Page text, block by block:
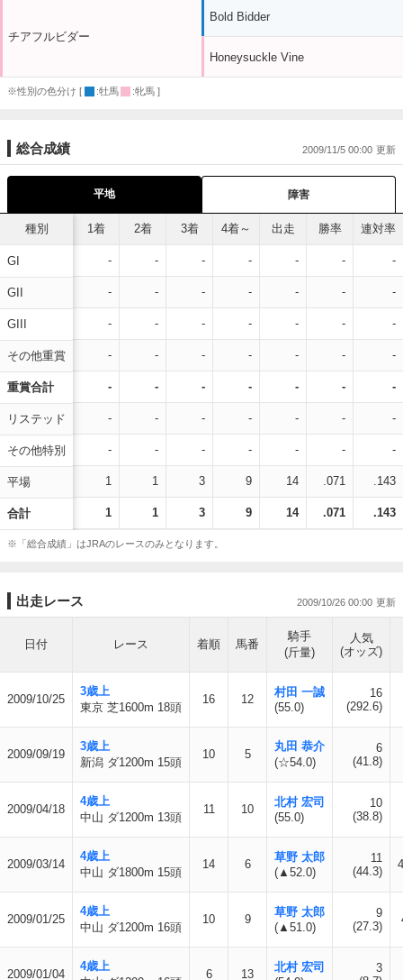
チアフルビダー
Bold Bidder
Honeysuckle Vine
※性別の色分け [ :牡馬 :牝馬 ]
総合成績 2009/11/5 00:00
平地 障害
種別
GI
GII
GIII
その他重賞
重賞合計
リステッド
その他特別
平場
合計
1着 2着 3着 4着～ 出走 勝率 連対率
- - - - - - -
- - - - - - -
- - - - - - -
- - - - - - -
- - - - - - -
- - - - - - -
- - - - - - -
1 1 3 9 14 .071 .143
1 1 3 9 14 .071 .143
※「総合成績」はJRAのレースのみとなります。
出走レース 2009/10/26 00:00
日付 レース 着順 馬番
騎手
(斤量)
人気
(オッズ)
2009/10/25
3歳上
東京 芝1600m 18頭
16 12
村田 一誠
(55.0)
16
(292.6)
2009/09/19
3歳上
新潟 ダ1200m 15頭
10 5
丸田 恭介
(☆54.0)
6
(41.8)
2009/04/18
4歳上
中山 ダ1200m 13頭
11 10
北村 宏司
(55.0)
10
(38.8)
2009/03/14
4歳上
中山 ダ1800m 15頭
14 6
草野 太郎
(▲52.0)
11
(44.3)
2009/01/25
4歳上
中山 ダ1200m 16頭
10 9
草野 太郎
(▲51.0)
9
(27.3)
2009/01/04
4歳上
6 13
北村 宏司
3